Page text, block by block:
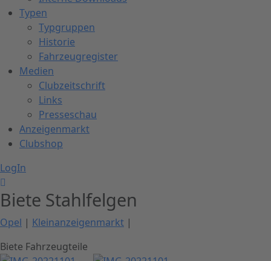
Typen
Typgruppen
Historie
Fahrzeugregister
Medien
Clubzeitschrift
Links
Presseschau
Anzeigenmarkt
Clubshop
LogIn
Biete Stahlfelgen
Opel | Kleinanzeigenmarkt |
Biete Fahrzeugteile